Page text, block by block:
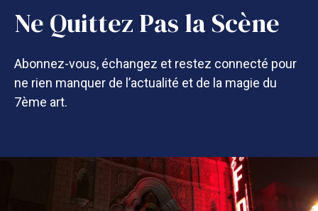
Ne Quittez Pas la Scène
Abonnez-vous, échangez et restez connecté pour
ne rien manquer de l’actualité et de la magie du
7ème art.